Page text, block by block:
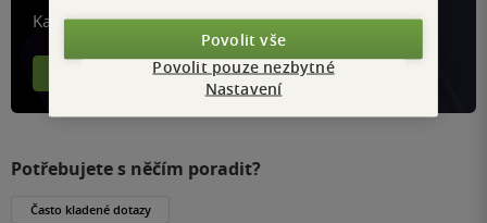
Každý měsíc společně přečteme tisíce knih
Více o klubu
Potřebujete s něčím poradit?
Často kladené dotazy
Povolit vše
Povolit pouze nezbytné
Nastavení